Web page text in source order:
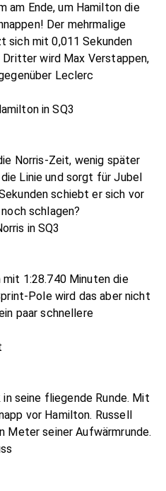
am Ende, um Hamilton die
Der mehrmalige
mit 0,011 Sekunden
wird Max Verstappen,
Leclerc
in SQ3
Norris-Zeit, wenig später
Linie und sorgt für Jubel
schiebt er sich vor
schlagen?
in SQ3
mit 1:28.740 Minuten die
Pole wird das aber nicht
paar schnellere
seine fliegende Runde. Mit
vor Hamilton. Russell
seiner Aufwärmrunde.